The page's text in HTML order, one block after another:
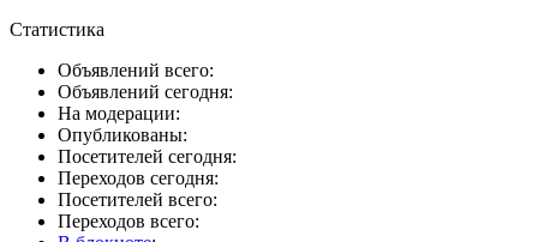
Статистика
Объявлений всего:
Объявлений сегодня:
На модерации:
Опубликованы:
Посетителей сегодня:
Переходов сегодня:
Посетителей всего:
Переходов всего: